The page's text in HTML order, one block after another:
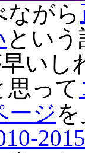
ながら
とい
早い
思って
ージ